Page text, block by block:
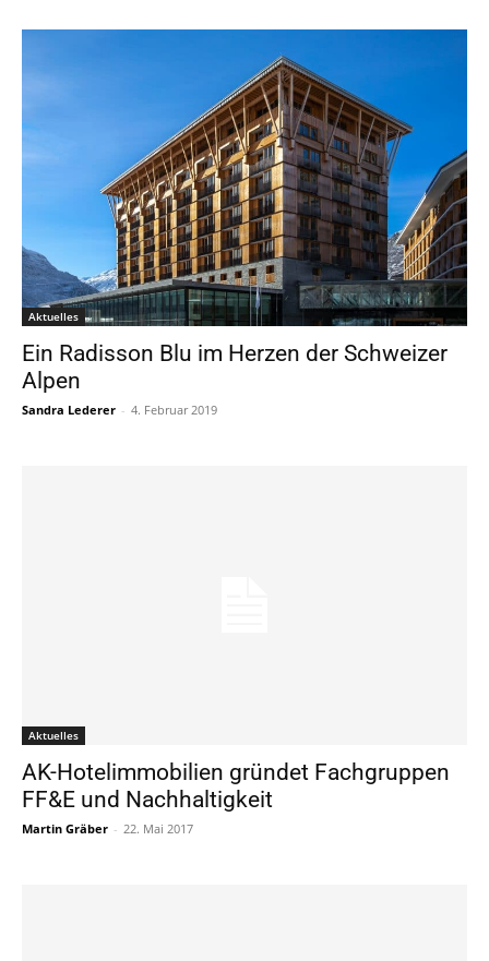
Aktuelles
Ein Radisson Blu im Herzen der Schweizer
Alpen
Sandra Lederer - 4. Februar 2019
Aktuelles
AK-Hotelimmobilien gründet Fachgruppen
FF&E und Nachhaltigkeit
Martin Gräber - 22. Mai 2017